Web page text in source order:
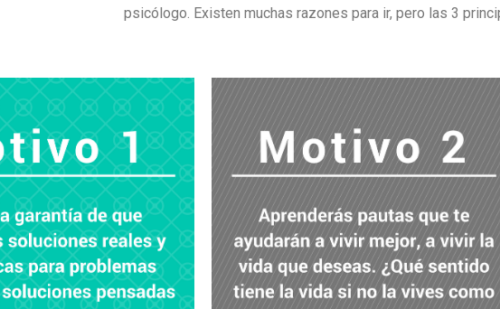
psicólogo. Existen muchas razones para ir, pero las 3